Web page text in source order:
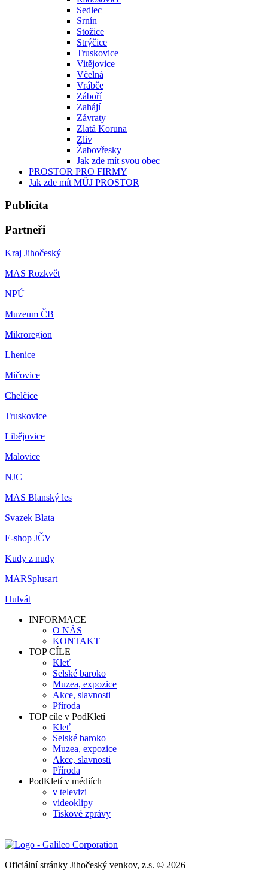
Sedlec
Srnín
Stožice
Strýčice
Truskovice
Vitějovice
Včelná
Vrábče
Záboří
Zahájí
Závraty
Zlatá Koruna
Zliv
Žabovřesky
Jak zde mít svou obec
PROSTOR PRO FIRMY
Jak zde mít MŮJ PROSTOR
Publicita
Partneři
Kraj Jihočeský
MAS Rozkvět
NPÚ
Muzeum ČB
Mikroregion
Lhenice
Mičovice
Chelčice
Truskovice
Libějovice
Malovice
NJC
MAS Blanský les
Svazek Blata
E-shop JČV
Kudy z nudy
MARSplusart
Hulvát
INFORMACE
O NÁS
KONTAKT
TOP CÍLE
Kleť
Selské baroko
Muzea, expozice
Akce, slavnosti
Příroda
TOP cíle v PodKletí
Kleť
Selské baroko
Muzea, expozice
Akce, slavnosti
Příroda
PodKletí v médiích
v televizi
videoklipy
Tiskové zprávy
Oficiální stránky Jihočeský venkov, z.s. © 2026